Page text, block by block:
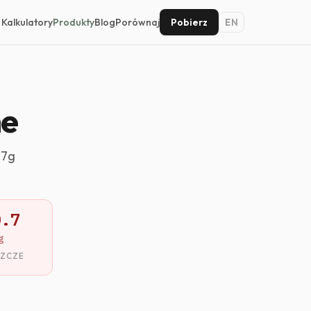
KalkulatoryProduktyBlogPorównaj Pobierz EN